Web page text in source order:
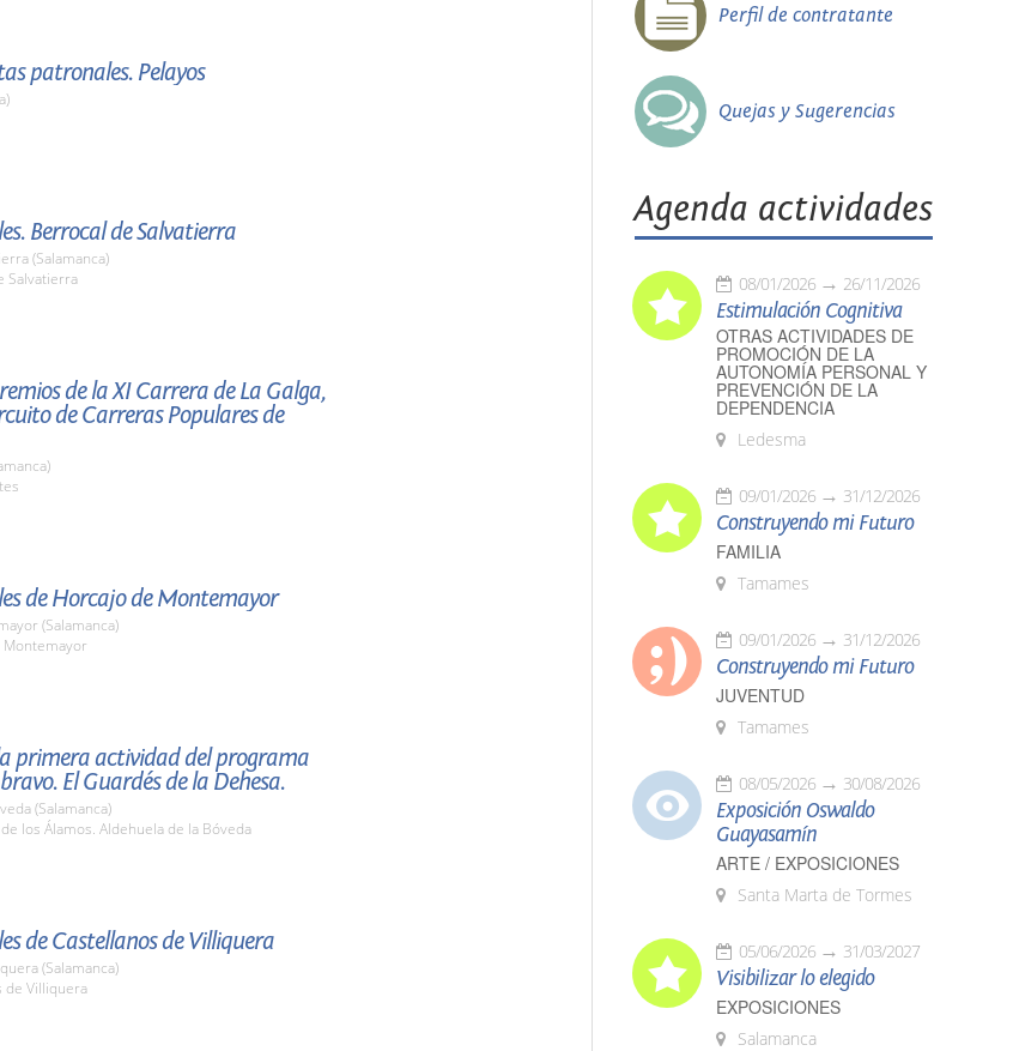
patronales. Pelayos
Berrocal de Salvatierra
(Salamanca)
Salvatierra
de la XI Carrera de La Galga,
de Carreras Populares de
de Horcajo de Montemayor
(Salamanca)
Montemayor
primera actividad del programa
El Guardés de la Dehesa.
(Salamanca)
de los Álamos. Aldehuela de la Bóveda
de Castellanos de Villiquera
(Salamanca)
de Villiquera
Perfil de contratante
Quejas y Sugerencias
Agenda actividades
08/01/2026 26/11/2026
Estimulación Cognitiva
OTRAS ACTIVIDADES DE
PROMOCIÓN DE LA
AUTONOMÍA PERSONAL Y
PREVENCIÓN DE LA
DEPENDENCIA
Ledesma
09/01/2026 31/12/2026
Construyendo mi Futuro
FAMILIA
Tamames
09/01/2026 31/12/2026
Construyendo mi Futuro
JUVENTUD
Tamames
08/05/2026 30/08/2026
Exposición Oswaldo
Guayasamín
ARTE / EXPOSICIONES
Santa Marta de Tormes
05/06/2026 31/03/2027
Visibilizar lo elegido
EXPOSICIONES
Salamanca